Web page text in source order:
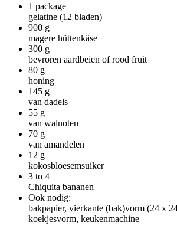
1 package
gelatine (12 bladen)
900 g
magere hüttenkäse
300 g
bevroren aardbeien of rood fruit
80 g
honing
145 g
van dadels
55 g
van walnoten
70 g
van amandelen
12 g
kokosbloesemsuiker
3 to 4
Chiquita bananen
Ook nodig:
bakpapier, vierkante (bak)vorm (24 x
koekjesvorm, keukenmachine